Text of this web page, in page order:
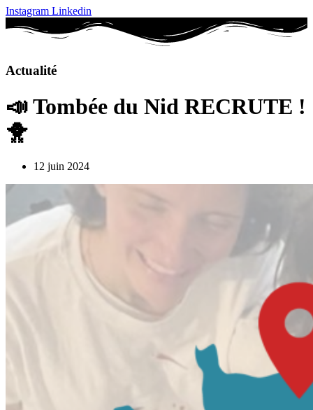
Instagram Linkedin
Actualité
📣 Tombée du Nid RECRUTE !
🐥
12 juin 2024